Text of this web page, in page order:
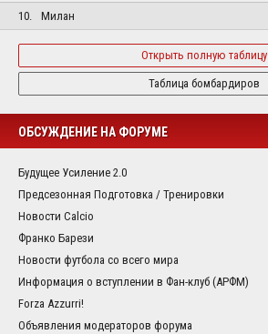
10.
Милан
Открыть полную таблицу
Таблица бомбардиров
ОБСУЖДЕНИЕ НА ФОРУМЕ
Будущее Усиление 2.0
Предсезонная Подготовка / Тренировки
Новости Calcio
Франко Барези
Новости футбола со всего мира
Информация о вступлении в Фан-клуб (АРФМ)
Forza Azzurri!
Объявления модераторов форума